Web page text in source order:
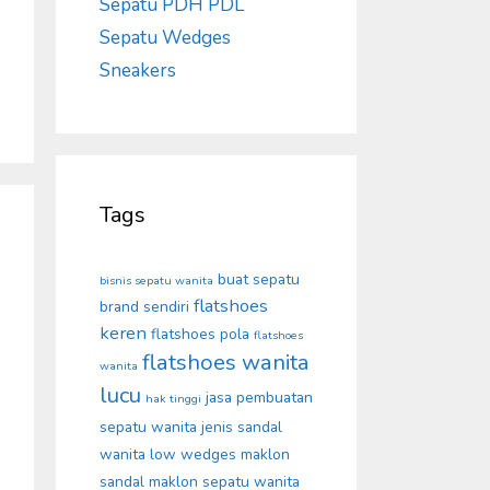
Sepatu PDH PDL
Sepatu Wedges
Sneakers
Tags
bisnis sepatu wanita buat sepatu
brand sendiri flatshoes
keren flatshoes pola flatshoes
wanita flatshoes wanita
lucu hak tinggi jasa pembuatan
sepatu wanita jenis sandal
wanita low wedges maklon
sandal maklon sepatu wanita